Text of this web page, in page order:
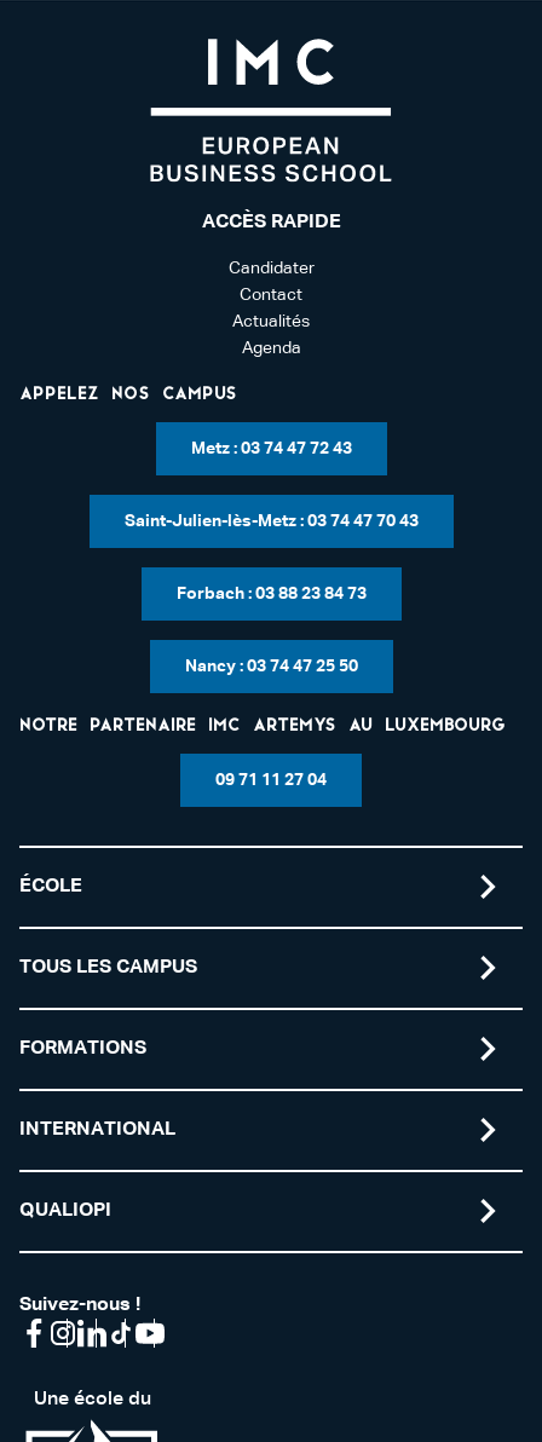
ACCÈS RAPIDE
Candidater
Contact
Actualités
Agenda
Appelez nos campus
Metz : 03 74 47 72 43
Saint-Julien-lès-Metz : 03 74 47 70 43
Forbach : 03 88 23 84 73
Nancy : 03 74 47 25 50
Notre partenaire IMC Artemys au Luxembourg
09 71 11 27 04
ÉCOLE
TOUS LES CAMPUS
FORMATIONS
INTERNATIONAL
QUALIOPI
Suivez-nous !
Une école du